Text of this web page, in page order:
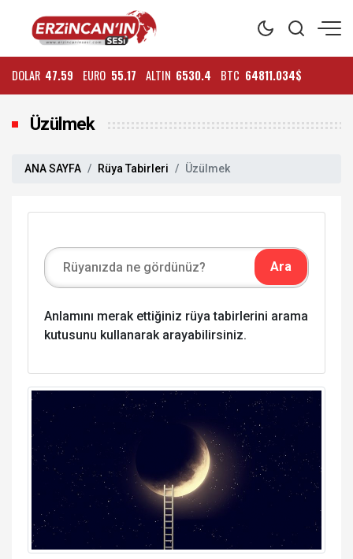
DOLAR 47.59 EURO 55.17 ALTIN 6530.4 BTC 64811.034$
Üzülmek
ANA SAYFA Rüya Tabirleri Üzülmek
Anlamını merak ettiğiniz rüya tabirlerini arama
kutusunu kullanarak arayabilirsiniz.